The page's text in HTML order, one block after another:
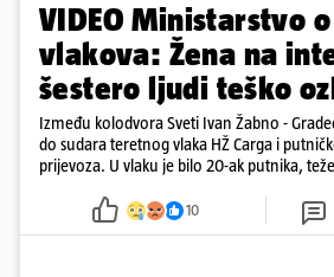
VIDEO Ministarstvo
vlakova: Žena na
šestero ljudi teško
Između kolodvora Sveti Ivan Žabno -
do sudara teretnog vlaka HŽ Carga i
prijevoza. U vlaku je bilo 20-ak putnika,
10